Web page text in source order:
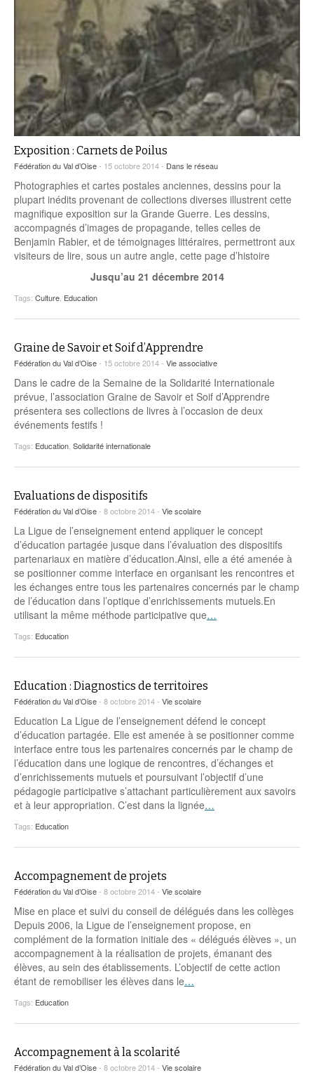
Malle pédagogique « Parcours d’exils
d’hier et d’aujourd’hui »
Espace bénévoles
Story play’r
La ligue 95 et Recyclivre
Lutte contre l’illettrisme
Education aux médias
Les veilleurs de l’info
Education verte
Formation Eco-délégué.es
Actualité Ecole
… Formations BAFD
Pour s’inscrire
Actualités loisirs
Exposition : Carnets de Poilus
Fédération du Val d’Oise- 15 octobre 2014 - Dans le réseau
Photographies et cartes postales anciennes, dessins pour la
plupart inédits provenant de collections diverses illustrent cette
magnifique exposition sur la Grande Guerre. Les dessins,
accompagnés d’images de propagande, telles celles de
Benjamin Rabier, et de témoignages littéraires, permettront aux
visiteurs de lire, sous un autre angle, cette page d’histoire
Jusqu’au 21 décembre 2014
Tags: Culture Education
Graine de Savoir et Soif d’Apprendre
Fédération du Val d’Oise- 15 octobre 2014 - Vie associative
Dans le cadre de la Semaine de la Solidarité Internationale
prévue, l’association Graine de Savoir et Soif d’Apprendre
présentera ses collections de livres à l’occasion de deux
événements festifs !
Tags: Education Solidarité internationale
Evaluations de dispositifs
Fédération du Val d’Oise- 8 octobre 2014 - Vie scolaire
La Ligue de l’enseignement entend appliquer le concept
d’éducation partagée jusque dans l’évaluation des dispositifs
partenariaux en matière d’éducation.Ainsi, elle a été amenée à
se positionner comme interface en organisant les rencontres et
les échanges entre tous les partenaires concernés par le champ
de l’éducation dans l’optique d’enrichissements mutuels.En
utilisant la même méthode participative que…
Tags: Education
Education : Diagnostics de territoires
Fédération du Val d’Oise- 8 octobre 2014 - Vie scolaire
Education La Ligue de l’enseignement défend le concept
d’éducation partagée. Elle est amenée à se positionner comme
interface entre tous les partenaires concernés par le champ de
l’éducation dans une logique de rencontres, d’échanges et
d’enrichissements mutuels et poursuivant l’objectif d’une
pédagogie participative s’attachant particulièrement aux savoirs
et à leur appropriation. C’est dans la lignée…
Tags: Education
Accompagnement de projets
Fédération du Val d’Oise- 8 octobre 2014 - Vie scolaire
Mise en place et suivi du conseil de délégués dans les collèges
Depuis 2006, la Ligue de l’enseignement propose, en
complément de la formation initiale des « délégués élèves », un
accompagnement à la réalisation de projets, émanant des
élèves, au sein des établissements. L’objectif de cette action
étant de remobiliser les élèves dans le…
Tags: Education
Accompagnement à la scolarité
Fédération du Val d’Oise- 8 octobre 2014 - Vie scolaire